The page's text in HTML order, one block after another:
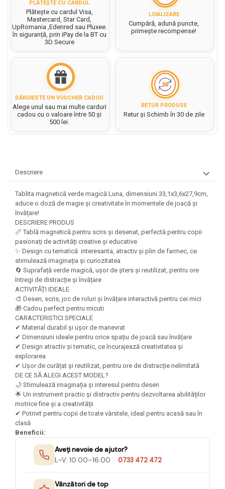
Rigle, echere si raportor
plastic
Sticle, caserole, pusculite,
Etichete scolare
Stickere scolare
Seturi scolare
Plastilina, Planseta plastilina
Radiera
Carti de Colorat pentru copii
Carnetele notite copii
Jurnale cu cheita, lacat,
magnet
Pasta modelatoare
Harti de perete
Creta scolara
Glob Pamantesc Scolar
Materiale Didactice
Instrumente geometrie pentru
tabla scolara
Tablite de desenat magnetice
Sugativa
Articole papetarie pentru copii
Banda adeziva
Compas scolar
Pixuri cu radiera
Seturi Creative pentru Copii
Stampile Copii
Abtibilduri, Stickere Christmas
Articole de Papetarie Craciun
Baloane de Craciun si An Nou
Bannere, Semne Craciun
Bile/ Conuri/ Globuri din Polistiren
Braduti/ Stelute/ Accesorii impodobit
Carton Decor/ Hartie decor Craciun
Casute Craciun
Cutii, Sacose, Pungi, Ambalaje
Decoratiuni Craciun
Diverse Articole de Craciun
Felicitari Craciun
Figurine, Ornamente Pasla /Lemn/
Moos
Fundite, Panglici , Benzi Craciun
Globuri din plastic
Hartie Ambalaj Christmas
idei de Cadouri Craciun
Jucarii Craciun
Lumanari tort, Confetti
Muschi decor
Perforatoare/ Sabloane cu forme de
Craciun
Sclipici/ Lipici cu sclipici/ Paiete
Craciun
Servetele/ Farfurii/ Pahare/ Paie
Seturi creative Christmas
Umbrele
Rezerve caiet mecanic
Sacose hartie si textil
Set hartie Colorata mix
Masini si Echipamente
Instrumente, Echipamente, Accesorii
Perforatoare Forme Decorative
Diverse accesorii bijuterii
Margele din Lemn
Margele din plastic/ sticla
Margele Fuzibile
Paiete, Strasuri si Pietricele
Animale/ Insecte
Decoratiuni din polistiren
Decoratiuni Diverse
Decoratiuni Fetru
Decoratiuni Moosgummi
Decoratiuni Papier Mache
Nasturi
Idei Creative
PLĂTEȘTE CU CARDUL
Plătește cu cardul Visa,
Mastercard, Star Card,
UpRomania ,Edenred sau Pluxee.
în siguranță, prin iPay de la BT cu
3D Secure
LOIALIZARE
Cumpără, adună puncte,
primește recompense!
DĂRUIESTE UN VOUCHER CADOU
Alege unul sau mai multe carduri
cadou cu o valoare între 50 și
500 lei.
RETUR PRODUSE
Retur și Schimb în 30 de zile
Descriere
Tablita magnetică verde magică Luna, dimensiuni 33,1x3,6x27,9cm,
aduce o doză de magie și creativitate în momentele de joacă și
învățare!
DESCRIERE PRODUS
📏 Tablă magnetică pentru scris și desenat, perfectă pentru copii
pasionați de activități creative și educative
✨ Design cu tematică interesanta, atractiv și plin de farmec, ce
stimulează imaginația și curiozitatea
🔄 Suprafață verde magică, ușor de șters și reutilizat, pentru ore
întregi de distracție și învățare
ACTIVITĂȚI IDEALE
🎨 Desen, scris, joc de roluri și învățare interactivă pentru cei mici
🎁 Cadou perfect pentru micuti
CARACTERISTICI SPECIALE
✔ Material durabil și ușor de manevrat
✔ Dimensiuni ideale pentru orice spațiu de joacă sau învățare
✔ Design atractiv și tematic, ce încurajează creativitatea și
explorarea
✔ Ușor de curățat și reutilizat, pentru ore de distracție nelimitată
DE CE SĂ ALEGI ACEST MODEL?
🌙 Stimulează imaginația și interesul pentru desen
🌟 Un instrument practic și distractiv pentru dezvoltarea abilităților
motrice fine și a creativității
✔ Potrivit pentru copii de toate vârstele, ideal pentru acasă sau în
clasă
Beneficii:
Aveți nevoie de ajutor?
L–V: 10:00–16:00 · 0733 472 472
Vânzători de top